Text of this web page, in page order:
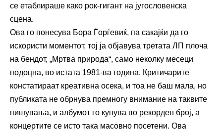
се етаблираше како рок-гигант на југословенска
сцена.
Ова го понесува Бора Ѓорѓевиќ, па сакајќи да го
искористи моментот, тој ја објавува третата ЛП плоча
на бендот, „Мртва природа“, само неколку месеци
подоцна, во истата 1981-ва година. Критичарите
констатираат креативна осека, и тоа не баш мала, но
публиката не обрнува премногу внимание на таквите
пишувања, и албумот го купува во рекорден број, а
концертите се исто така масовно посетени. Ова